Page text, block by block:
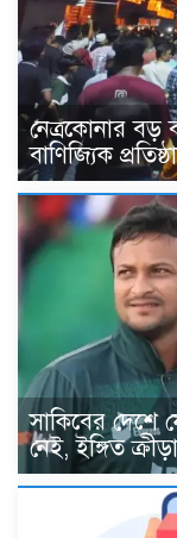
নেত্রকোনার
বাণিজ্যিক
সাকিবের দেশে
নেই, ইঙ্গিত ক্রীড়া